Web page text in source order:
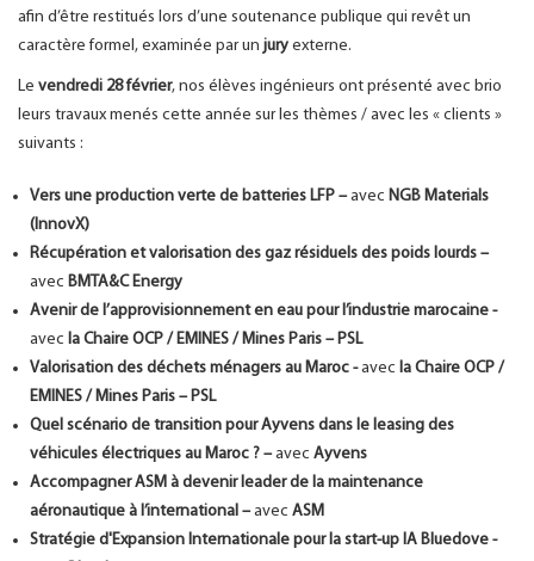
afin d’être restitués lors d’une soutenance publique qui revêt un
caractère formel, examinée par un jury externe.
Le vendredi 28 février, nos élèves ingénieurs ont présenté avec brio
leurs travaux menés cette année sur les thèmes / avec les « clients »
suivants :
Vers une production verte de batteries LFP –avec NGB Materials
(InnovX)
Récupération et valorisation des gaz résiduels des poids lourds –
avec BMTA&C Energy
Avenir de l’approvisionnement en eau pour l’industrie marocaine -
avec la Chaire OCP / EMINES / Mines Paris – PSL
Valorisation des déchets ménagers au Maroc -avec la Chaire OCP /
EMINES / Mines Paris – PSL
Quel scénario de transition pour Ayvens dans le leasing des
véhicules électriques au Maroc ? –avec Ayvens
Accompagner ASM à devenir leader de la maintenance
aéronautique à l’international –avec ASM
Stratégie d'Expansion Internationale pour la start-up IA Bluedove -